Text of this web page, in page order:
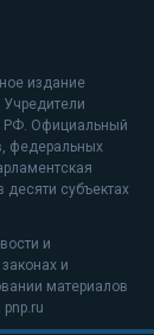
издание
РФ. Официальный
федеральных
десяти субъектах
и
и
материалов